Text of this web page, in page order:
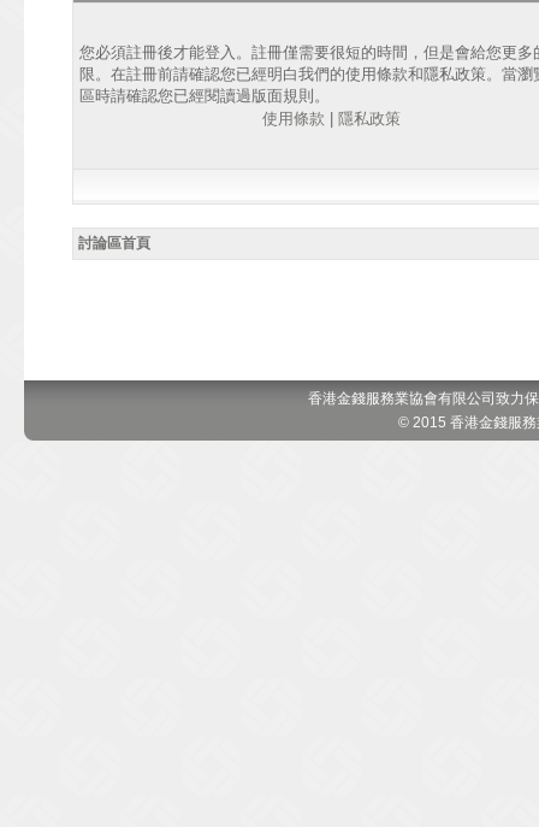
您必須註冊後才能登入。註冊僅需要很短的時間，但是會給您更多
限。在註冊前請確認您已經明白我們的使用條款和隱私政策。當瀏
區時請確認您已經閱讀過版面規則。
使用條款
隱私政策
討論區首頁
香港金錢服務業協會有限公司致力
© 2015 香港金錢服